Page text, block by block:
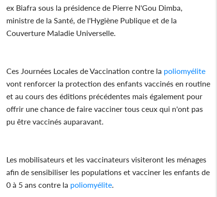
ex Biafra sous la présidence de Pierre N'Gou Dimba,
ministre de la Santé, de l'Hygiène Publique et de la
Couverture Maladie Universelle.
Ces Journées Locales de Vaccination contre la poliomyélite
vont renforcer la protection des enfants vaccinés en routine
et au cours des éditions précédentes mais également pour
offrir une chance de faire vacciner tous ceux qui n'ont pas
pu être vaccinés auparavant.
Les mobilisateurs et les vaccinateurs visiteront les ménages
afin de sensibiliser les populations et vacciner les enfants de
0 à 5 ans contre la poliomyélite.